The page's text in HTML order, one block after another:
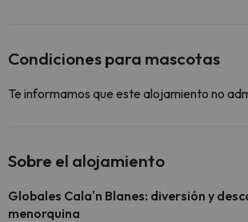
Condiciones para mascotas
Te informamos que este alojamiento no
Sobre el alojamiento
Globales Cala'n Blanes: diversión y
menorquina